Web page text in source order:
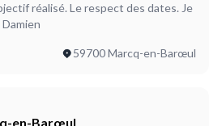
réalisé. Le respect des dates. Je
59700 Marcq-en-Barœul
en-Barœul